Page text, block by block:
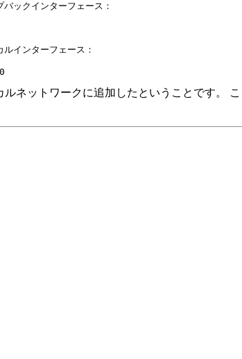
クインターフェース：
ターフェース：
ネットワークに追加したということです。